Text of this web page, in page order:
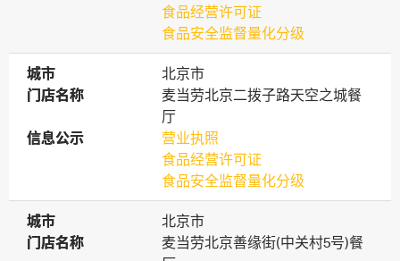
食品经营许可证
食品安全监督量化分级
城市
城市
北京市
门店名称
门店名称
麦当劳北京二拨子路天空之城餐
厅
信息公示
信息公示
营业执照
食品经营许可证
食品安全监督量化分级
城市
城市
北京市
门店名称
门店名称
麦当劳北京善缘街(中关村5号)餐